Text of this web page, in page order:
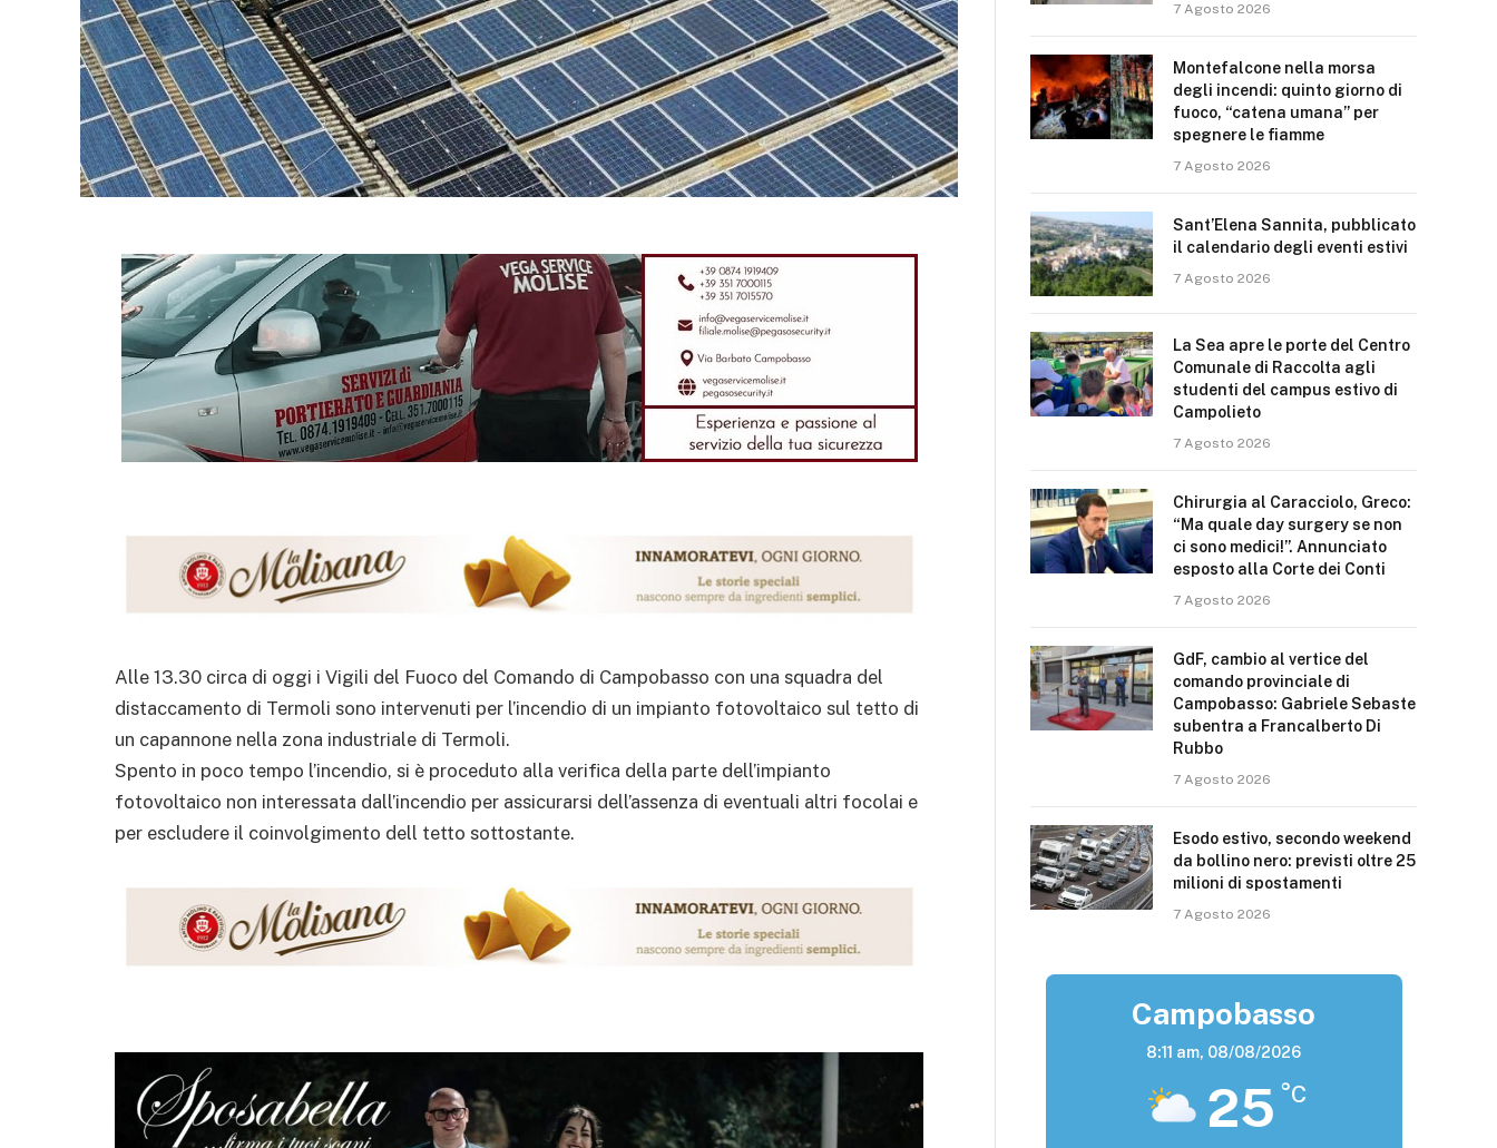
Alle 13.30 circa di oggi i Vigili del Fuoco del Comando di Campobasso con una squadra del
distaccamento di Termoli sono intervenuti per l’incendio di un impianto fotovoltaico sul tetto di
un capannone nella zona industriale di Termoli.
Spento in poco tempo l’incendio, si è proceduto alla verifica della parte dell’impianto
fotovoltaico non interessata dall’incendio per assicurarsi dell’assenza di eventuali altri focolai e
per escludere il coinvolgimento dell tetto sottostante.
7 Agosto 2026
Montefalcone nella morsa
degli incendi: quinto giorno di
fuoco, “catena umana” per
spegnere le fiamme
7 Agosto 2026
Sant’Elena Sannita, pubblicato
il calendario degli eventi estivi
7 Agosto 2026
La Sea apre le porte del Centro
Comunale di Raccolta agli
studenti del campus estivo di
Campolieto
7 Agosto 2026
Chirurgia al Caracciolo, Greco:
“Ma quale day surgery se non
ci sono medici!”. Annunciato
esposto alla Corte dei Conti
7 Agosto 2026
GdF, cambio al vertice del
comando provinciale di
Campobasso: Gabriele Sebaste
subentra a Francalberto Di
Rubbo
7 Agosto 2026
Esodo estivo, secondo weekend
da bollino nero: previsti oltre 25
milioni di spostamenti
7 Agosto 2026
Campobasso
8:11 am, 08/08/2026
25 °C